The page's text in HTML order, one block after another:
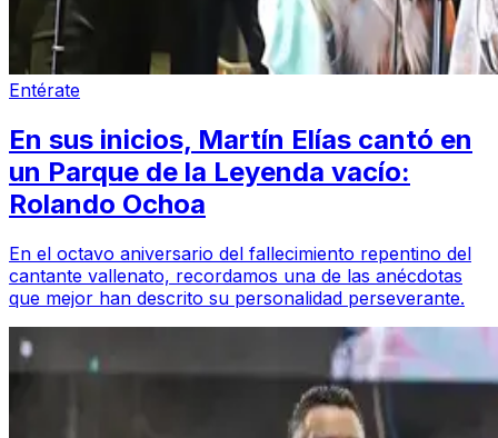
Entérate
En sus inicios, Martín Elías cantó en
un Parque de la Leyenda vacío:
Rolando Ochoa
En el octavo aniversario del fallecimiento repentino del
cantante vallenato, recordamos una de las anécdotas
que mejor han descrito su personalidad perseverante.